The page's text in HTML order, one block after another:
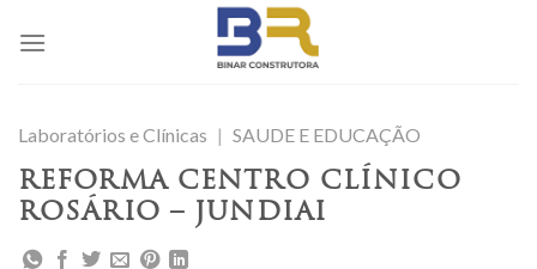
Laboratórios e Clínicas | SAUDE E EDUCAÇÃO
REFORMA CENTRO CLÍNICO
ROSÁRIO – JUNDIAI